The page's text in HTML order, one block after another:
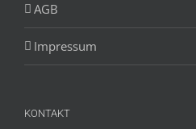
AGB
Impressum
KONTAKT